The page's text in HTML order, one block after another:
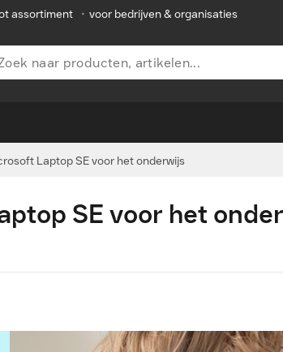
assortiment • voor bedrijven & organisaties
Laptop SE voor het onderwijs
SE voor het